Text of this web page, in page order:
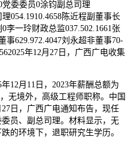
党委委员0涂钧副总司理
054.1910.4658陈近程副董事长
李一玲财政总监037.502.1661张
事629.972.4047刘永超非董事70-
年12月27日，广西广电收集
月11日，2023年薪酬总额为
无境外，高级工程师职称。中国
日，广西广电通知布告，现任
员、副总司理。材料显示，无
的环境下，退职研究生学历。